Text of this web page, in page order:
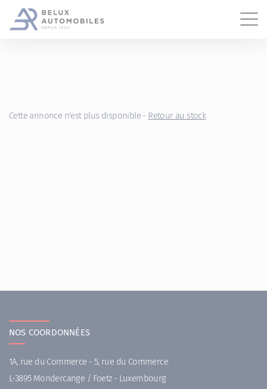
Cette annonce n'est plus disponible - Retour au stock
NOS COORDONNÉES
1A, rue du Commerce - 5, rue du Commerce
L-3895 Mondercange / Foetz - Luxembourg
Gestion des cookies